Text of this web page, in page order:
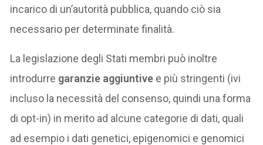
incarico di un’autorità pubblica, quando ciò sia
necessario per determinate finalità.
La legislazione degli Stati membri può inoltre
introdurre garanzie aggiuntive e più stringenti (ivi
incluso la necessità del consenso, quindi una forma
di opt-in) in merito ad alcune categorie di dati, quali
ad esempio i dati genetici, epigenomici e genomici